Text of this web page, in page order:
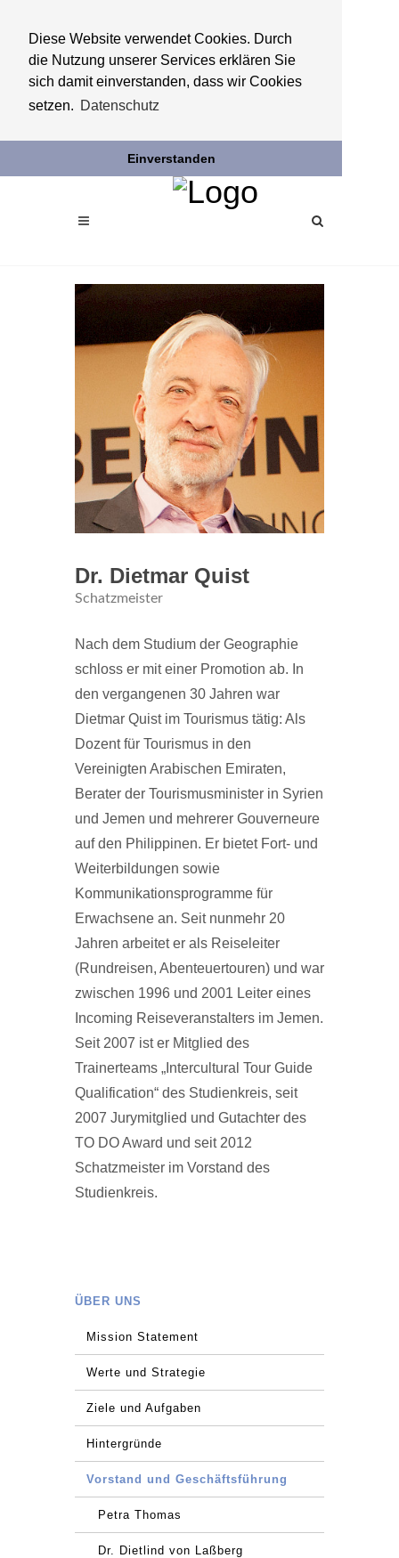
Diese Website verwendet Cookies. Durch
die Nutzung unserer Services erklären Sie
sich damit einverstanden, dass wir Cookies
setzen. Datenschutz
Einverstanden
Dr. Dietmar Quist
Schatzmeister
Nach dem Studium der Geographie
schloss er mit einer Promotion ab. In
den vergangenen 30 Jahren war
Dietmar Quist im Tourismus tätig: Als
Dozent für Tourismus in den
Vereinigten Arabischen Emiraten,
Berater der Tourismusminister in Syrien
und Jemen und mehrerer Gouverneure
auf den Philippinen. Er bietet Fort- und
Weiterbildungen sowie
Kommunikationsprogramme für
Erwachsene an. Seit nunmehr 20
Jahren arbeitet er als Reiseleiter
(Rundreisen, Abenteuertouren) und war
zwischen 1996 und 2001 Leiter eines
Incoming Reiseveranstalters im Jemen.
Seit 2007 ist er Mitglied des
Trainerteams „Intercultural Tour Guide
Qualification“ des Studienkreis, seit
2007 Jurymitglied und Gutachter des
TO DO Award und seit 2012
Schatzmeister im Vorstand des
Studienkreis.
ÜBER UNS
Mission Statement
Werte und Strategie
Ziele und Aufgaben
Hintergründe
Vorstand und Geschäftsführung
Petra Thomas
Dr. Dietlind von Laßberg